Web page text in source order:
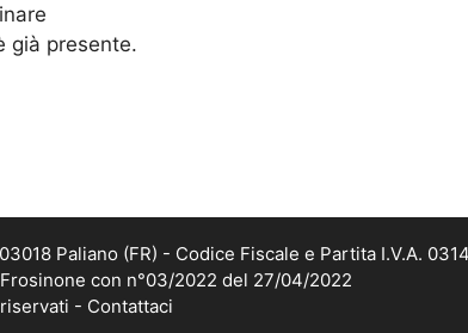
già presente.
Paliano (FR) - Codice Fiscale e Partita I.V.A.
con n°03/2022 del 27/04/2022
- Contattaci